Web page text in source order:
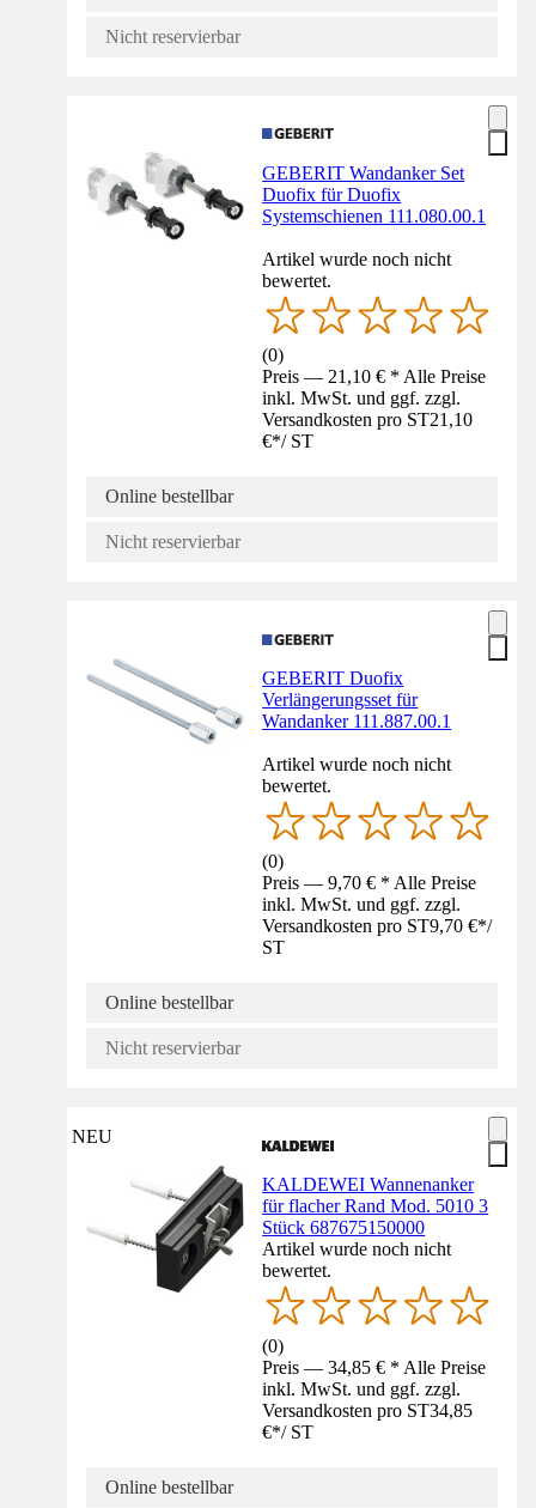
Nicht reservierbar
GEBERIT Wandanker Set
Duofix für Duofix
Systemschienen 111.080.00.1
Artikel wurde noch nicht
bewertet.
(0)
Preis — 21,10 € * Alle Preise
inkl. MwSt. und ggf. zzgl.
Versandkosten pro ST21,10
€*/ ST
Online bestellbar
Nicht reservierbar
GEBERIT Duofix
Verlängerungsset für
Wandanker 111.887.00.1
Artikel wurde noch nicht
bewertet.
(0)
Preis — 9,70 € * Alle Preise
inkl. MwSt. und ggf. zzgl.
Versandkosten pro ST9,70 €*/
ST
Online bestellbar
Nicht reservierbar
NEU
KALDEWEI Wannenanker
für flacher Rand Mod. 5010 3
Stück 687675150000
Artikel wurde noch nicht
bewertet.
(0)
Preis — 34,85 € * Alle Preise
inkl. MwSt. und ggf. zzgl.
Versandkosten pro ST34,85
€*/ ST
Online bestellbar